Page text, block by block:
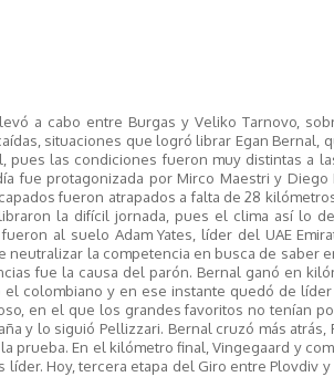
a cabo entre Burgas y Veliko Tarnovo,
situaciones que logró librar Egan Bernal,
pues las condiciones fueron muy distintas a
fue protagonizada por Mirco Maestri y Diego
fueron atrapados a falta de 28
la difícil jornada, pues el clima así lo
al suelo Adam Yates, líder del UAE
neutralizar la competencia en busca de saber
fue la causa del parón. Bernal ganó en
colombiano y en ese instante quedó de
en el que los grandes favoritos no tenían
y lo siguió Pellizzari. Bernal cruzó más atrás,
prueba. En el kilómetro final, Vingegaard y
Hoy, tercera etapa del Giro entre Plovdiv y